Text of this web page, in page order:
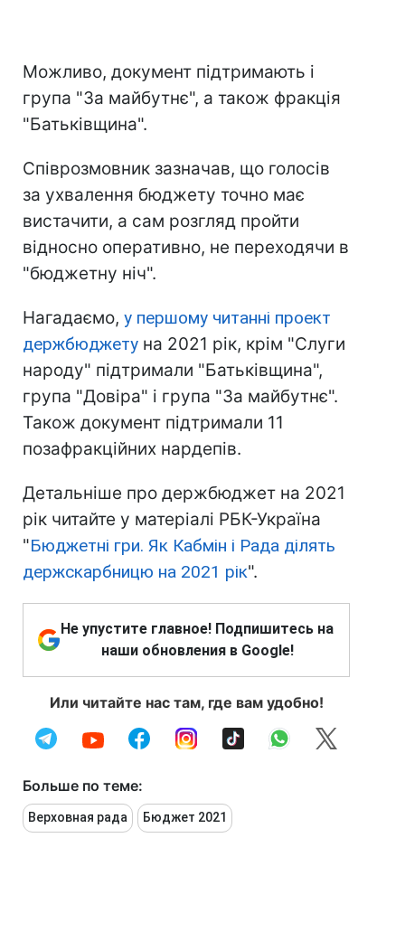
Можливо, документ підтримають і
група "За майбутнє", а також фракція
"Батьківщина".
Співрозмовник зазначав, що голосів
за ухвалення бюджету точно має
вистачити, а сам розгляд пройти
відносно оперативно, не переходячи в
"бюджетну ніч".
Нагадаємо, у першому читанні проект
держбюджету на 2021 рік, крім "Слуги
народу" підтримали "Батьківщина",
група "Довіра" і група "За майбутнє".
Також документ підтримали 11
позафракційних нардепів.
Детальніше про держбюджет на 2021
рік читайте у матеріалі РБК-Україна
"Бюджетні гри. Як Кабмін і Рада ділять
держскарбницю на 2021 рік".
Не упустите главное! Подпишитесь на
наши обновления в Google!
Или читайте нас там, где вам удобно!
Больше по теме:
Верховная рада Бюджет 2021